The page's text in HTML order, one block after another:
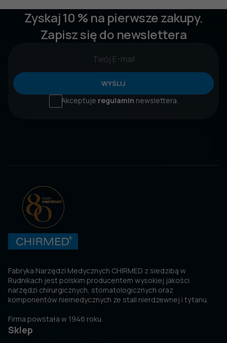
Zyskaj 10 % na pierwsze zakupy.
Zapisz się do newslettera
WYŚLIJ
Akceptuje regulamin newslettera.
Fabryka Narzędzi Medycznych CHIRMED z siedzibą w
Rudnikach jest polskim producentem wysokiej jakości
narzędzi chirurgicznych, stomatologicznych oraz
komponentów niemedycznych ze stali nierdzewnej i tytanu.
Firma powstała w 1946 roku.
Sklep